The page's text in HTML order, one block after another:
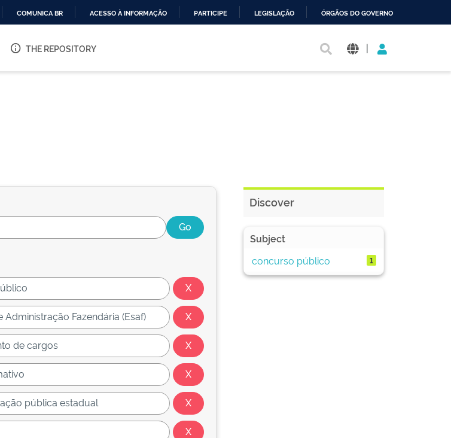
O
COMUNICA BR ACESSO À INFORMAÇÃO PARTICIPE LEGISLAÇÃO ÓRGÃOS DO GOVERNO
THE REPOSITORY |
Discover
Subject
concurso público
1